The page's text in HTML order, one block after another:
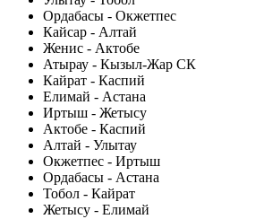
Ордабасы - Окжетпес
Кайсар - Алтай
Женис - Актобе
Атырау - Кызыл-Жар СК
Кайрат - Каспий
Елимай - Астана
Иртыш - Жетысу
Актобе - Каспий
Алтай - Улытау
Окжетпес - Иртыш
Ордабасы - Астана
Тобол - Кайрат
Жетысу - Елимай